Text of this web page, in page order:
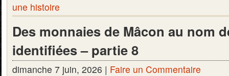
une histoire
Des monnaies de Mâcon au nom
identifiées – partie 8
dimanche 7 juin, 2026 | Faire un Commentaire